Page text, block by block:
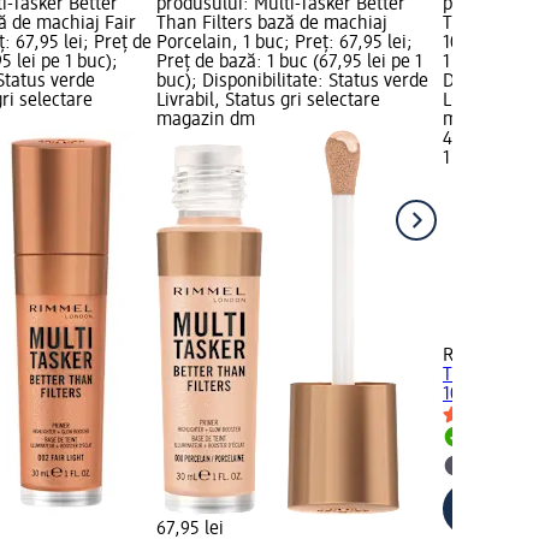
Tasker Better
de machiaj Fair
67,95 lei; Preț de
lei pe 1 buc);
verde
selectare
produsului: Multi-Tasker Better
Than Filters bază de machiaj
Porcelain, 1 buc; Preț: 67,95 lei;
Preț de bază: 1 buc (67,95 lei pe 1
buc); Disponibilitate: Status verde
Livrabil, Status gri selectare
magazin dm
67,95 lei
produsului:
10 ml;
1 buc
Livrabil,
magazin
43,50 lei
1 buc
RIMMEL
10 ml